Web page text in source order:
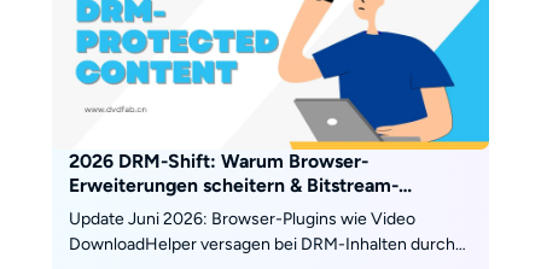
2026 DRM-Shift: Warum Browser-
Erweiterungen scheitern & Bitstream-
Lösungen für das Archiv
Update Juni 2026: Browser-Plugins wie Video
DownloadHelper versagen bei DRM-Inhalten durch